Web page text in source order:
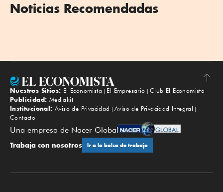
Noticias Recomendadas
Subir
Nuestros Sitios: El Economista El Empresario
Club El Economista
Publicidad: Mediakit
Institucional: Aviso de Privacidad
Aviso de Privacidad Integral
Contacto
Una empresa de Nacer Global
Trabaja con nosotros Ir a la bolsa de trabajo